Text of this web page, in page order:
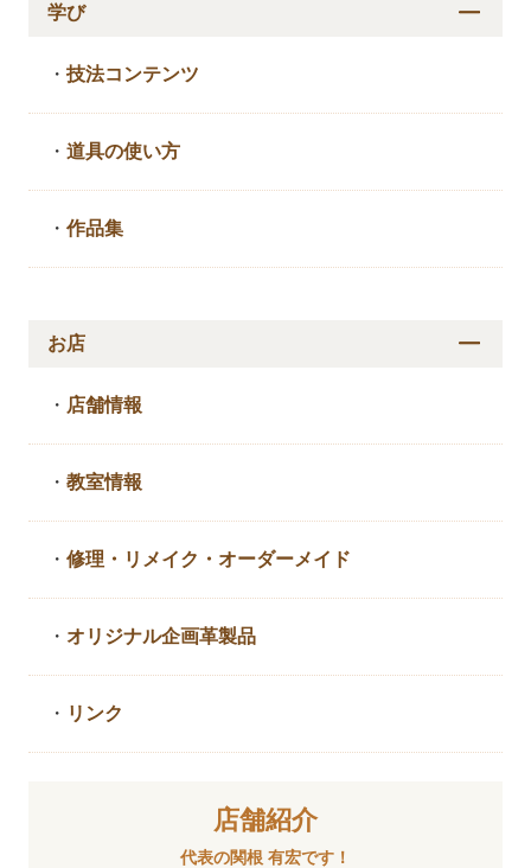
学び
・技法コンテンツ
・道具の使い方
・作品集
お店
・ 店舗情報
・教室情報
・修理・リメイク・ オーダーメイド
・ オリジナル企画革製品
・ リンク
店舗紹介
代表の関根 有宏です！